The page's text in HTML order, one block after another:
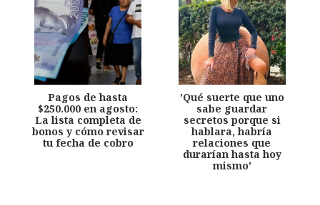
Pagos de hasta
$250.000 en agosto:
La lista completa de
bonos y cómo revisar
tu fecha de cobro
'Qué suerte que uno
sabe guardar
secretos porque si
hablara, habría
relaciones que
durarían hasta hoy
mismo'